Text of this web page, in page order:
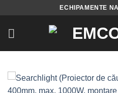
content
ECHIPAMENTE